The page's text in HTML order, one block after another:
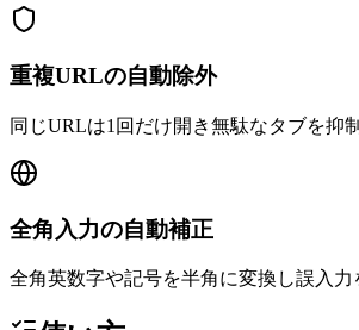
重複URLの自動除外
同じURLは1回だけ開き無駄なタブを抑制
全角入力の自動補正
全角英数字や記号を半角に変換し誤入力